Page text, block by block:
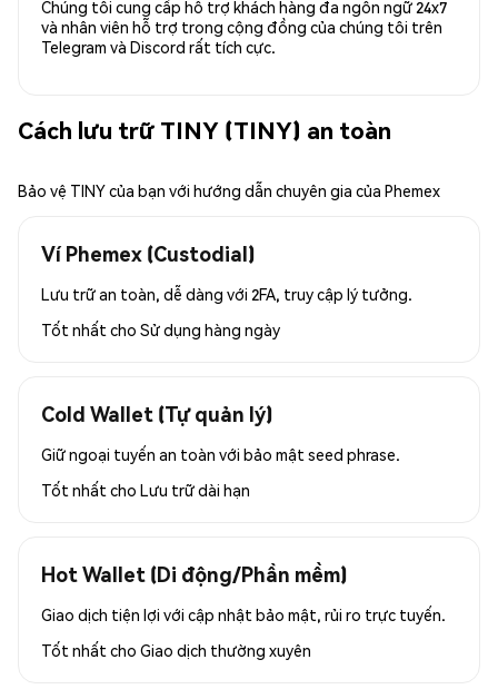
Chúng tôi cung cấp hỗ trợ khách hàng đa ngôn ngữ 24x7
và nhân viên hỗ trợ trong cộng đồng của chúng tôi trên
Telegram và Discord rất tích cực.
Cách lưu trữ TINY (TINY) an toàn
Bảo vệ TINY của bạn với hướng dẫn chuyên gia của Phemex
Ví Phemex (Custodial)
Lưu trữ an toàn, dễ dàng với 2FA, truy cập lý tưởng.
Tốt nhất cho Sử dụng hàng ngày
Cold Wallet (Tự quản lý)
Giữ ngoại tuyến an toàn với bảo mật seed phrase.
Tốt nhất cho Lưu trữ dài hạn
Hot Wallet (Di động/Phần mềm)
Giao dịch tiện lợi với cập nhật bảo mật, rủi ro trực tuyến.
Tốt nhất cho Giao dịch thường xuyên